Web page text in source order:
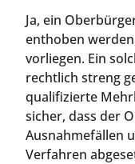
Ja, ein
enthoben
vorliegen. Ein
rechtlich streng
qualifizierte
sicher, dass der
Ausnahmefällen
Verfahren